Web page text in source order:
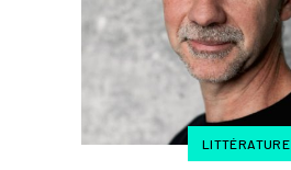
LITTÉRATURE